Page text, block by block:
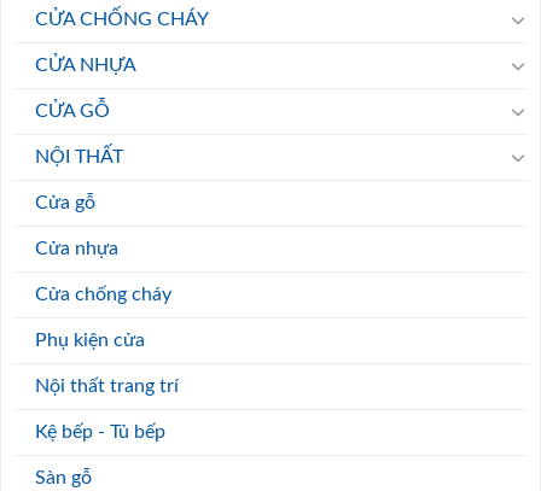
CỬA CHỐNG CHÁY
CỬA NHỰA
CỬA GỖ
NỘI THẤT
Cửa gỗ
Cửa nhựa
Cửa chống cháy
Phụ kiện cửa
Nội thất trang trí
Kệ bếp - Tủ bếp
Sàn gỗ